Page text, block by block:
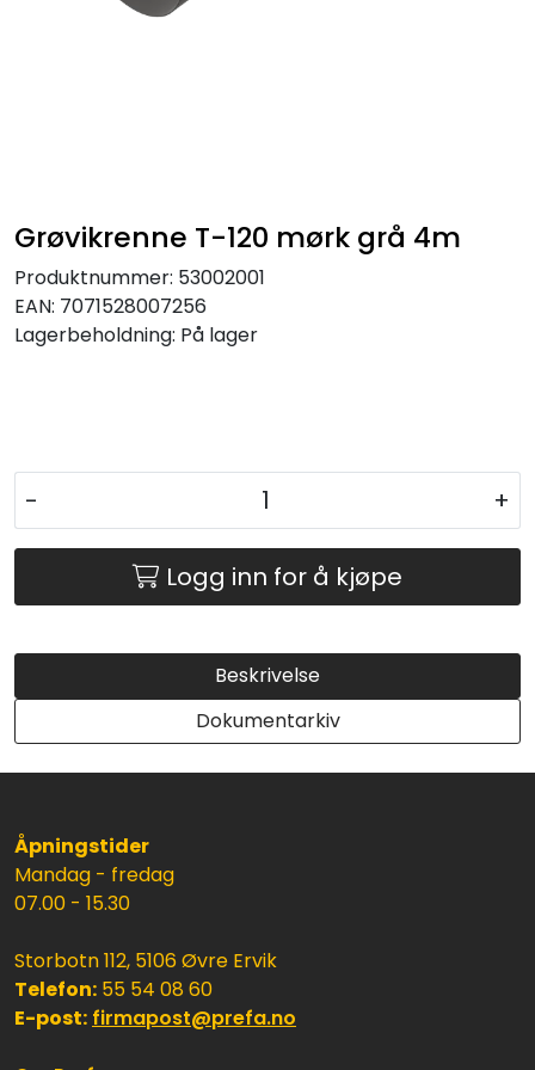
Grøvikrenne T-120 mørk grå 4m
Produktnummer: 53002001
EAN: 7071528007256
Lagerbeholdning: På lager
- +
Logg inn for å kjøpe
Beskrivelse
Dokumentarkiv
Åpningstider
Mandag - fredag
07.00 - 15.30
Storbotn 112, 5106 Øvre Ervik
Telefon: 55 54 08 60
E-post: firmapost@prefa.no